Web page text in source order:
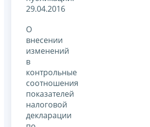
29.04.2016
О
внесении
изменений
в
контрольные
соотношения
показателей
налоговой
декларации